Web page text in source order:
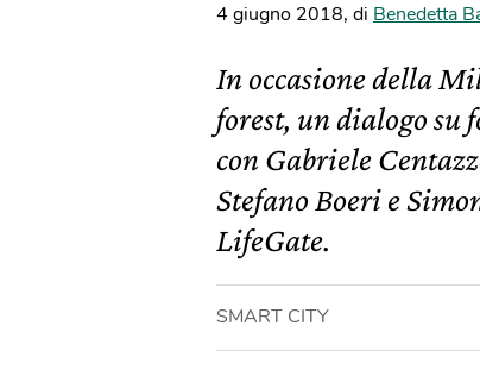
4 giugno 2018, di Benedetta
In occasione della
forest, un dialogo su
con Gabriele
Stefano Boeri e
LifeGate.
SMART CITY